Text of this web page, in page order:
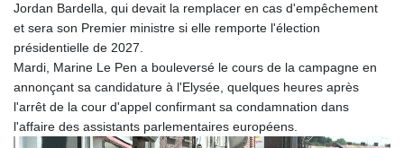
Jordan Bardella, qui devait la remplacer en cas d'empêchement
et sera son Premier ministre si elle remporte l'élection
présidentielle de 2027.
Mardi, Marine Le Pen a bouleversé le cours de la campagne en
annonçant sa candidature à l'Elysée, quelques heures après
l'arrêt de la cour d'appel confirmant sa condamnation dans
l'affaire des assistants parlementaires européens.